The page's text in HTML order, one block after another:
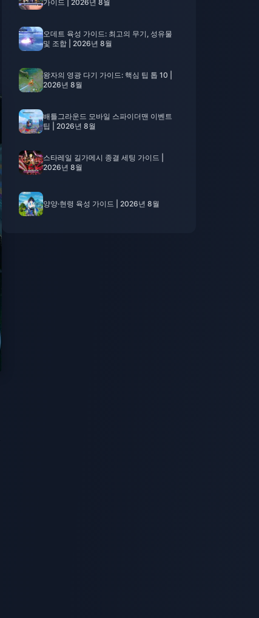
가이드 | 2026년 8월
오데트 육성 가이드: 최고의 무기, 성유물
및 조합 | 2026년 8월
왕자의 영광 다기 가이드: 핵심 팁 톱 10 |
2026년 8월
배틀그라운드 모바일 스파이더맨 이벤트
팁 | 2026년 8월
스타레일 길가메시 종결 세팅 가이드 |
2026년 8월
양양·현령 육성 가이드 | 2026년 8월